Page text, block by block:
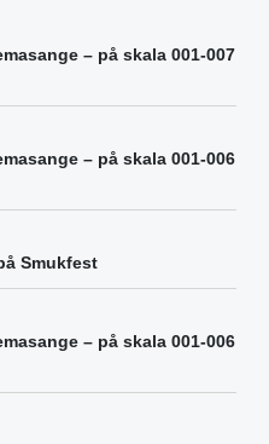
– på skala 001-007
– på skala 001-006
Smukfest
– på skala 001-006